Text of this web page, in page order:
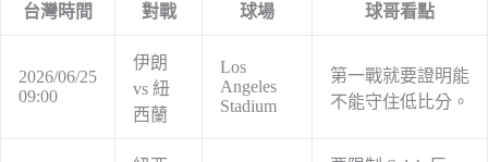
台灣時間 對戰 球場 球哥看點
2026/06/25
09:00
伊朗
vs 紐
西蘭
Los
Angeles
Stadium
第一戰就要證明能
不能守住低比分。